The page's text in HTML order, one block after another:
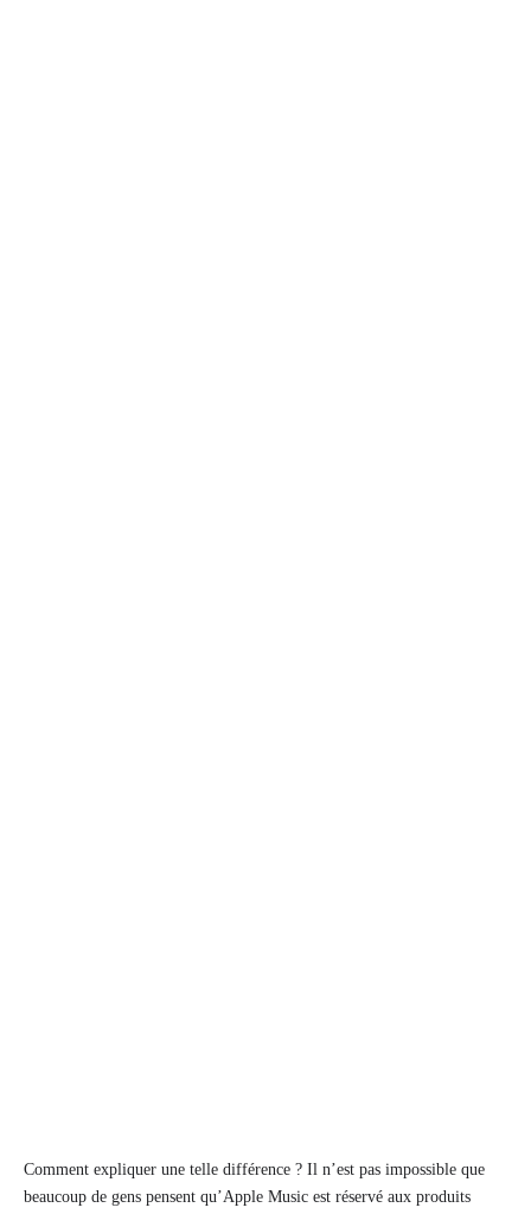
Comment expliquer une telle différence ? Il n’est pas impossible que
beaucoup de gens pensent qu’Apple Music est réservé aux produits